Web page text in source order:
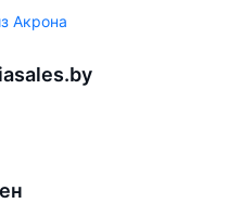
Акрона